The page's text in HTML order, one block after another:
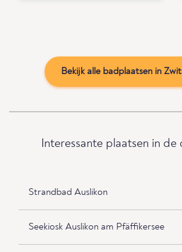
Bekijk alle badplaatsen in
Interessante plaatsen in de
Strandbad Auslikon
Seekiosk Auslikon am Pfäffikersee